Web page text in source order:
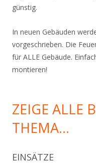
günstig.
In neuen Gebäuden
vorgeschrieben. Die
für ALLE Gebäude.
montieren!
ZEIGE ALLE
THEMA…
EINSÄTZE